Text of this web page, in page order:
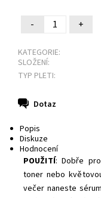
- +
KATEGORIE:
SLOŽENÍ:
TYP PLETI:
Dotaz
Popis
Diskuze
Hodnocení
POUŽITÍ: Dobře
toner nebo
večer naneste